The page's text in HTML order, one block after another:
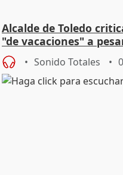
Alcalde de Toledo
"de vacaciones" a
Sonido Totales